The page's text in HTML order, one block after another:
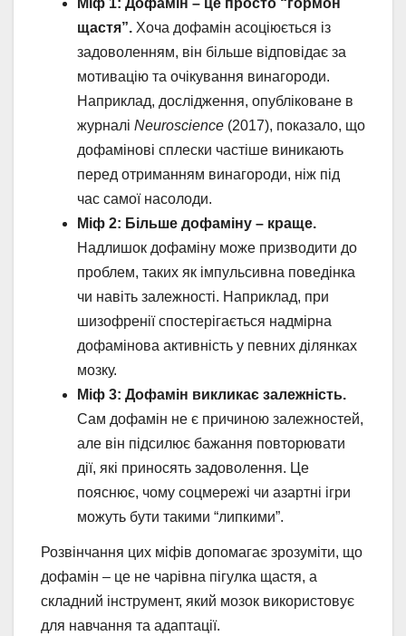
щастя”. Хоча дофамін асоціюється із
задоволенням, він більше відповідає за
мотивацію та очікування винагороди.
Наприклад, дослідження, опубліковане в
журналі Neuroscience (2017), показало, що
дофамінові сплески частіше виникають
перед отриманням винагороди, ніж під
час самої насолоди.
Міф 2: Більше дофаміну – краще.
Надлишок дофаміну може призводити до
проблем, таких як імпульсивна поведінка
чи навіть залежності. Наприклад, при
шизофренії спостерігається надмірна
дофамінова активність у певних ділянках
мозку.
Міф 3: Дофамін викликає залежність.
Сам дофамін не є причиною залежностей,
але він підсилює бажання повторювати
дії, які приносять задоволення. Це
пояснює, чому соцмережі чи азартні ігри
можуть бути такими “липкими”.
Розвінчання цих міфів допомагає зрозуміти, що
дофамін – це не чарівна пігулка щастя, а
складний інструмент, який мозок використовує
для навчання та адаптації.